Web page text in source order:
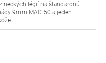
légií na štandardnú
9mm MAC 50 a jeden